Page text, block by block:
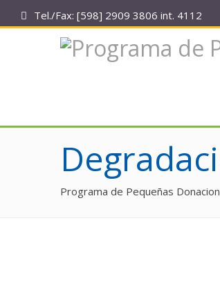
Tel./Fax: [598] 2909 3806 int. 4112
Programa de Pequeñas